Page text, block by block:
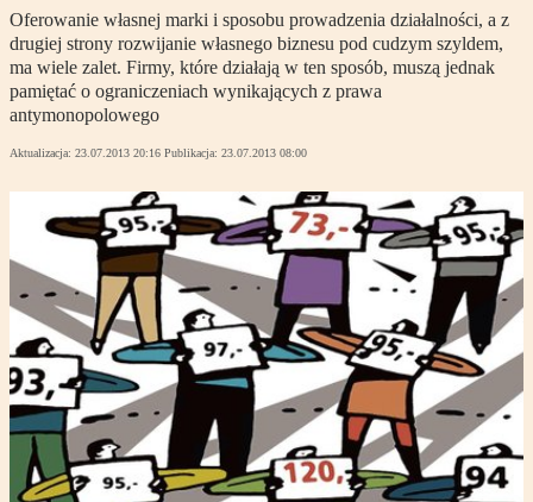
Oferowanie własnej marki i sposobu prowadzenia działalności, a z
drugiej strony rozwijanie własnego biznesu pod cudzym szyldem,
ma wiele zalet. Firmy, które działają w ten sposób, muszą jednak
pamiętać o ograniczeniach wynikających z prawa
antymonopolowego
Aktualizacja: 23.07.2013 20:16 Publikacja: 23.07.2013 08:00